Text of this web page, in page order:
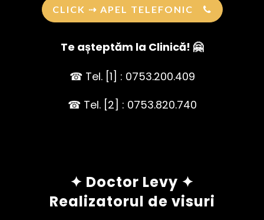
CLICK ⇢ APEL TELEFONIC
Te așteptăm la Clinică! 🤗
☎ Tel. [1] : 0753.200.409
☎ Tel. [2] : 0753.820.740
✦ Doctor Levy ✦
Realizatorul de visuri